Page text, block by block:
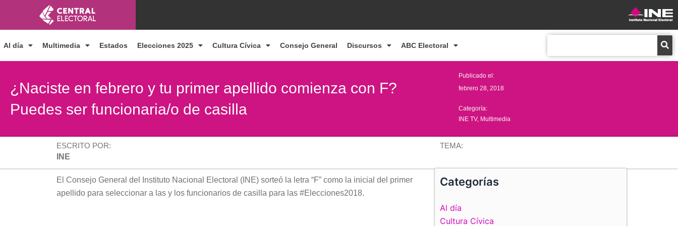
contenido
Al día Multimedia Estados Elecciones 2025 Cultura Cívica Consejo General Discursos ABC Electoral
¿Naciste en febrero y tu primer apellido comienza con F?
Puedes ser funcionaria/o de casilla
Publicado el:
febrero 28, 2018
Categoría:
INE TV, Multimedia
ESCRITO POR:
INE
TEMA:
El Consejo General del Instituto Nacional Electoral (INE) sorteó la letra “F” como la inicial del primer
apellido para seleccionar a las y los funcionarios de casilla para las #Elecciones2018.
Categorías
Al día
Cultura Cívica